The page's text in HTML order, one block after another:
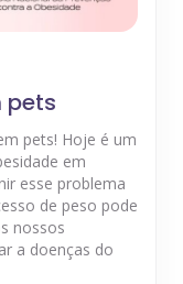
pets
pets! Hoje é um
em
esse problema
de peso pode
nossos
a doenças do